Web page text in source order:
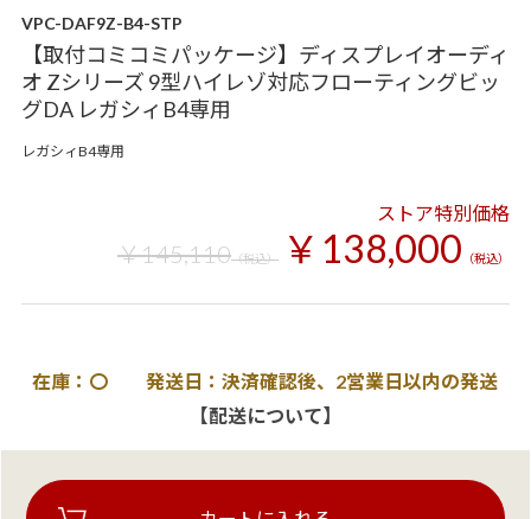
VPC-DAF9Z-B4-STP
【取付コミコミパッケージ】ディスプレイオーディ
オ Zシリーズ 9型ハイレゾ対応フローティングビッ
グDA レガシィB4専用
レガシィB4専用
ストア特別価格
￥145,110（税込） ￥138,000 （税込）
在庫：〇 発送日：決済確認後、2営業日以内の発送
【配送について】